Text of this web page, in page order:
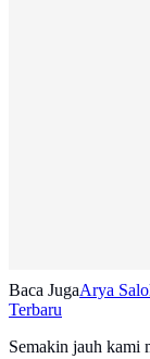
Baca JugaArya
Terbaru
Semakin jauh kami